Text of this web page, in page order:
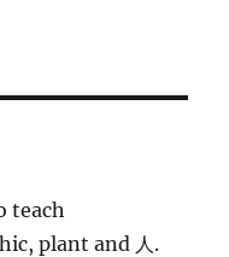
teach
plant and 人.